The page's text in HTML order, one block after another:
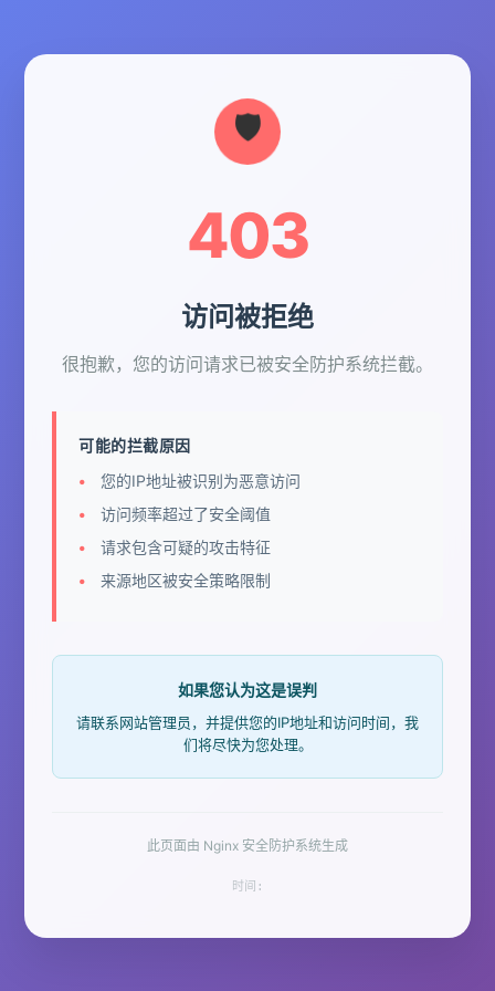
403
访问被拒绝
很抱歉，您的访问请求已被安全防护系统拦截。
可能的拦截原因
您的IP地址被识别为恶意访问
访问频率超过了安全阈值
请求包含可疑的攻击特征
来源地区被安全策略限制
如果您认为这是误判
请联系网站管理员，并提供您的IP地址和访问时间，我
们将尽快为您处理。
此页面由 Nginx 安全防护系统生成
时间: